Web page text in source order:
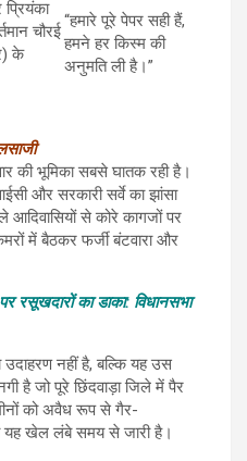
प्रियंका
चौरई
के
“हमारे पूरे पेपर सही हैं,
हमने हर किस्म की
अनुमति ली है।”
की भूमिका सबसे घातक रही है।
और सरकारी सर्वे का झांसा
से कोरे कागजों पर
में बैठकर फर्जी बंटवारा और
रसूखदारों का डाका: विधानसभा
उदाहरण नहीं है, बल्कि यह उस
है जो पूरे छिंदवाड़ा जिले में पैर
को अवैध रूप से गैर-
यह खेल लंबे समय से जारी है।